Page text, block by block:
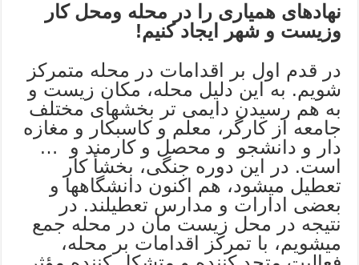
نهادهای همیاری را در محله ومحل کار
وزیست و شهر ایجاد کنیم!
در قدم اول بر اقدامات در محله متمرکز
شویم. به این دلیل محله، مکان زیست و
به هم رسیدن دایمی تر بخشهای مختلف
جامعه از کارگر، معلم و کاسبکار و مغازه
دار و دانشجو و محصل و کارمند و …
است. در این دوره جنگی، بخشأ کار
تعطیل میشود، هم اکنون دانشگاهها و
بعضی ادارات و مدارس تعطیلند. در
نتیجه در محل زیست مان در محله جمع
میشویم، با تمرکز اقدامات بر محله،